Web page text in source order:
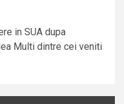
in SUA dupa
Multi dintre cei veniti